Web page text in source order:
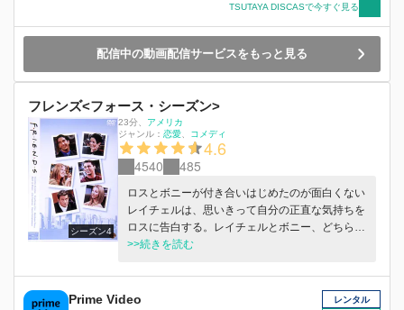
TSUTAYA DISCASで今すぐ見る
配信中の動画配信サービスをもっと見る
フレンズ<フォース・シーズン>
シーズン4
23分
アメリカ
ジャンル： 恋愛 コメディ
4.6
4540 485
ロスとボニーが付き合いはじめたのが面白くない
レイチェルは、思いきって自分の正直な気持ちを
ロスに告白する。レイチェルとボニー、どちらを
選ぶかロスは悩むが…。
>>続きを読む
Prime Video
レンタル